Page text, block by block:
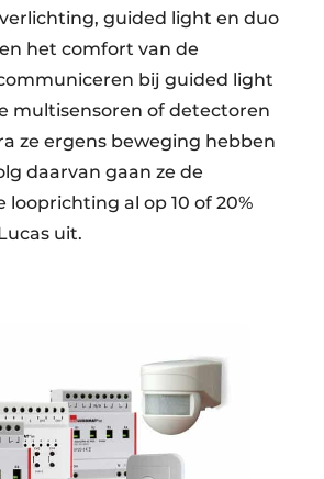
guided light en duo
het comfort van de
bij guided light
multisensoren of detectoren
ze ergens beweging hebben
daarvan gaan ze de
looprichting al op 10 of 20%
uit.